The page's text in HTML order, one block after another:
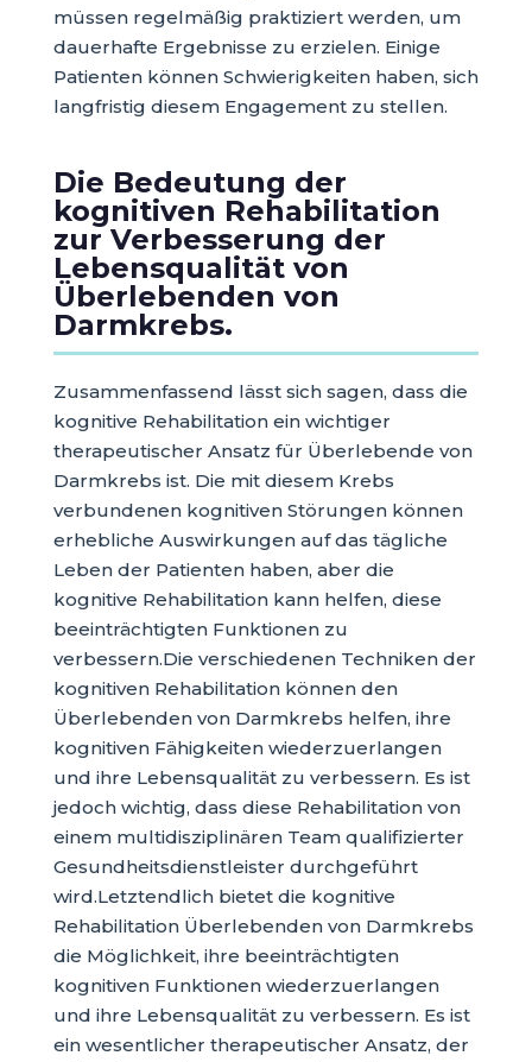
müssen regelmäßig praktiziert werden, um
dauerhafte Ergebnisse zu erzielen. Einige
Patienten können Schwierigkeiten haben, sich
langfristig diesem Engagement zu stellen.
Die Bedeutung der
kognitiven Rehabilitation
zur Verbesserung der
Lebensqualität von
Überlebenden von
Darmkrebs.
Zusammenfassend lässt sich sagen, dass die
kognitive Rehabilitation ein wichtiger
therapeutischer Ansatz für Überlebende von
Darmkrebs ist. Die mit diesem Krebs
verbundenen kognitiven Störungen können
erhebliche Auswirkungen auf das tägliche
Leben der Patienten haben, aber die
kognitive Rehabilitation kann helfen, diese
beeinträchtigten Funktionen zu
verbessern.Die verschiedenen Techniken der
kognitiven Rehabilitation können den
Überlebenden von Darmkrebs helfen, ihre
kognitiven Fähigkeiten wiederzuerlangen
und ihre Lebensqualität zu verbessern. Es ist
jedoch wichtig, dass diese Rehabilitation von
einem multidisziplinären Team qualifizierter
Gesundheitsdienstleister durchgeführt
wird.Letztendlich bietet die kognitive
Rehabilitation Überlebenden von Darmkrebs
die Möglichkeit, ihre beeinträchtigten
kognitiven Funktionen wiederzuerlangen
und ihre Lebensqualität zu verbessern. Es ist
ein wesentlicher therapeutischer Ansatz, der